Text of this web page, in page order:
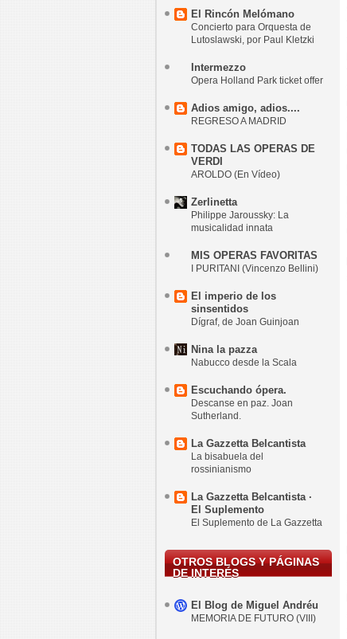
El Rincón Melómano
Concierto para Orquesta de
Lutoslawski, por Paul Kletzki
Intermezzo
Opera Holland Park ticket offer
Adios amigo, adios....
REGRESO A MADRID
TODAS LAS OPERAS DE
VERDI
AROLDO (En Vídeo)
Zerlinetta
Philippe Jaroussky: La
musicalidad innata
MIS OPERAS FAVORITAS
I PURITANI (Vincenzo Bellini)
El imperio de los
sinsentidos
Dígraf, de Joan Guinjoan
Nina la pazza
Nabucco desde la Scala
Escuchando ópera.
Descanse en paz. Joan
Sutherland.
La Gazzetta Belcantista
La bisabuela del
rossinianismo
La Gazzetta Belcantista ·
El Suplemento
El Suplemento de La Gazzetta
OTROS BLOGS Y PÁGINAS
DE INTERÉS
El Blog de Miguel Andréu
MEMORIA DE FUTURO (VIII)